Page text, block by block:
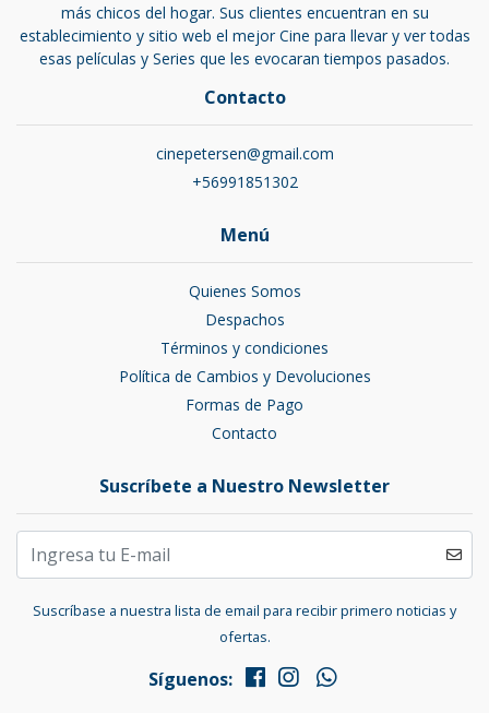
más chicos del hogar. Sus clientes encuentran en su
establecimiento y sitio web el mejor Cine para llevar y ver todas
esas películas y Series que les evocaran tiempos pasados.
Contacto
cinepetersen@gmail.com
+56991851302
Menú
Quienes Somos
Despachos
Términos y condiciones
Política de Cambios y Devoluciones
Formas de Pago
Contacto
Suscríbete a Nuestro Newsletter
Suscríbase a nuestra lista de email para recibir primero noticias y
ofertas.
Síguenos: